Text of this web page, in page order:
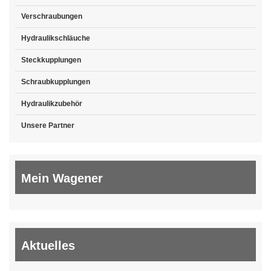
Verschraubungen
Hydraulikschläuche
Steckkupplungen
Schraubkupplungen
Hydraulikzubehör
Unsere Partner
Mein Wagener
Aktuelles